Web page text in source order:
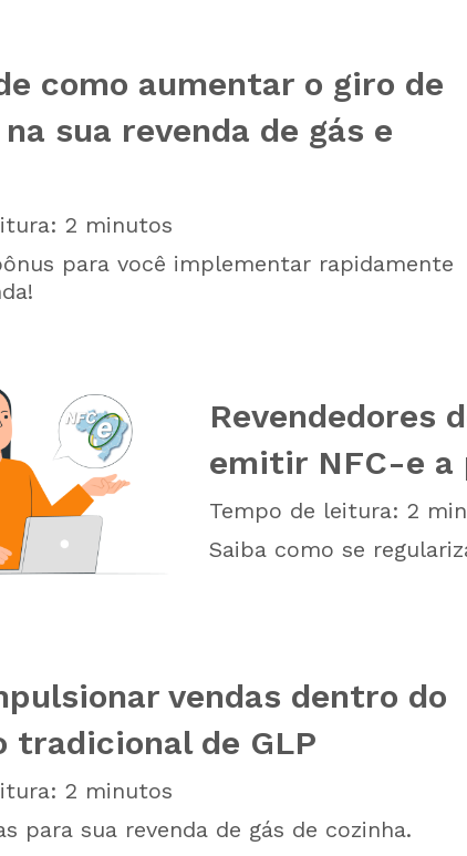
como aumentar o giro de
sua revenda de gás e
2 minutos
para você implementar rapidamente
Revendedores
emitir NFC-e a
Tempo de leitura:2
Saiba como se
vendas dentro do
tradicional de GLP
2 minutos
para sua revenda de gás de cozinha.